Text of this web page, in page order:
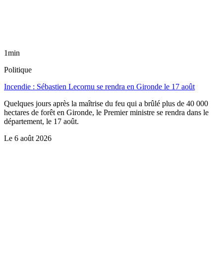
1min
Politique
Incendie : Sébastien Lecornu se rendra en Gironde le 17 août
Quelques jours après la maîtrise du feu qui a brûlé plus de 40 000
hectares de forêt en Gironde, le Premier ministre se rendra dans le
département, le 17 août.
Le 6 août 2026